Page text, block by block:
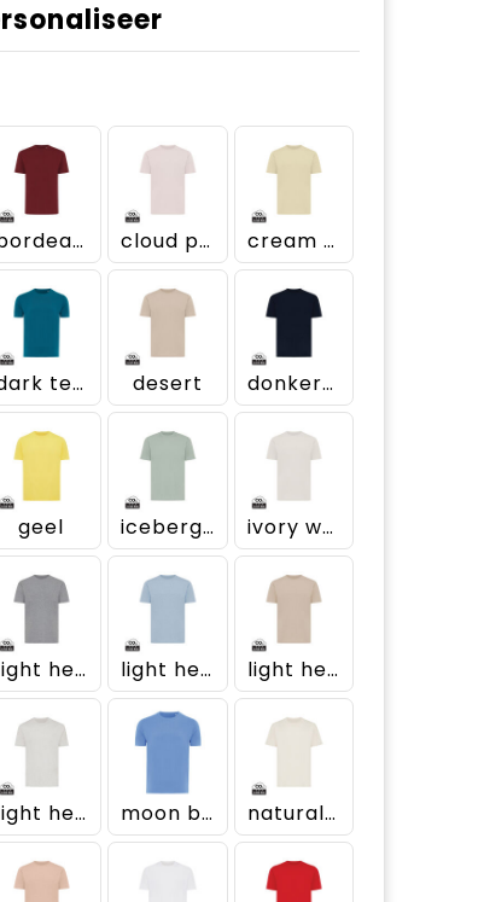
bordeauxrood cloud pink cream yellow
dark teal desert donkerblauw
geel iceberg green ivory white
light heather anthracite light heather blue light heather brown
light heather grey moon blue natural raw